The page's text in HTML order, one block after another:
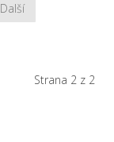
Další
Strana 2 z 2